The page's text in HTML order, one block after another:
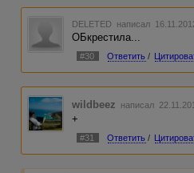
DELETED написал
ОБкрестила...
#30 Ответить /
wildbeez написал
+
#31 Ответить /